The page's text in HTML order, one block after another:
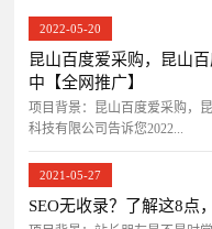
2022-05-20
昆山百度爱采购，昆山
中【全网推广】
项目背景：昆山百度爱采购，
科技有限公司告诉您2022...
2021-05-27
SEO无收录？了解这8点